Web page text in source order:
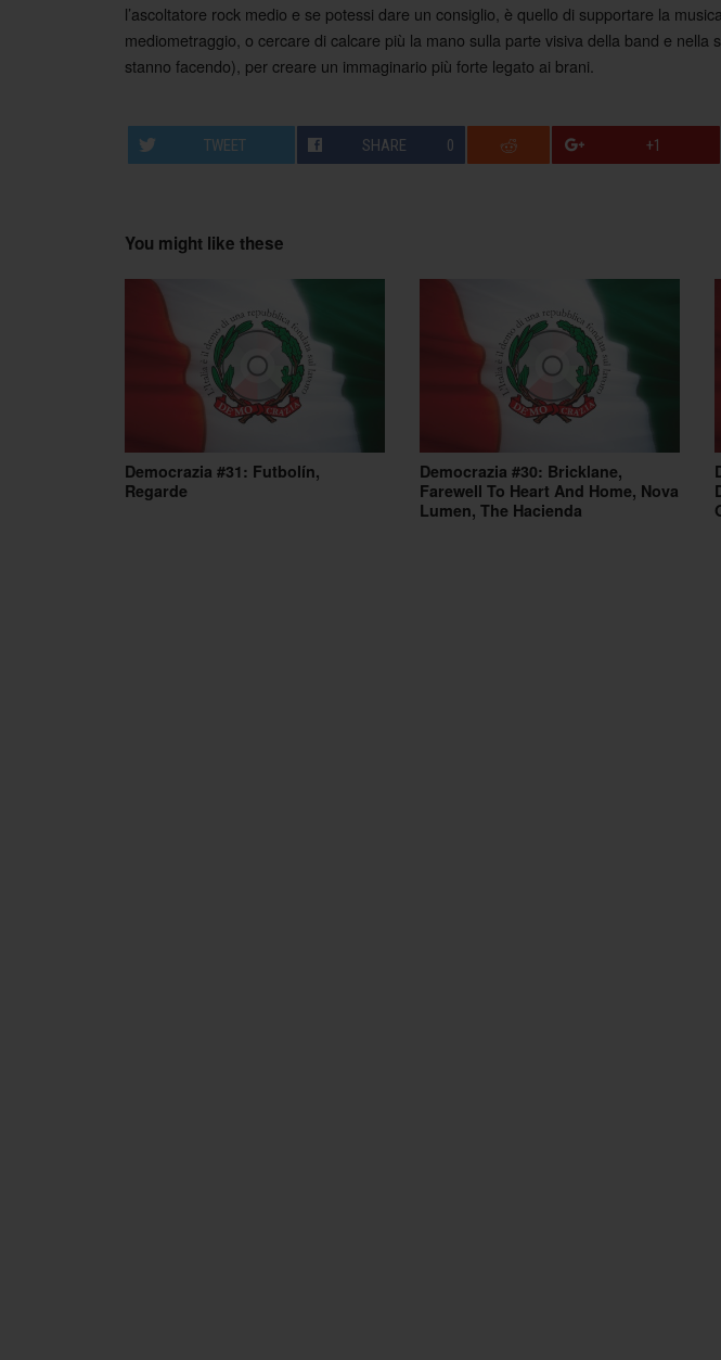
l’ascoltatore rock medio e se potessi dare un consiglio, è quello di supportare la
mediometraggio, o cercare di calcare più la mano sulla parte visiva della band e nella
stanno facendo), per creare un immaginario più forte legato ai brani.
TWEET SHARE 0 +1
You might like these
Democrazia #31: Futbolín,
Regarde
Democrazia #30: Bricklane,
Farewell To Heart And Home, Nova
Lumen, The Hacienda